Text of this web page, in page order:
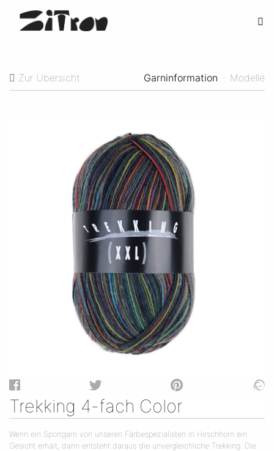
Zur Übersicht Garninformation · Modelle
Trekking 4-fach Color
Wenn ein Sportgarn von unseren Färbespezialisten in Hirschhorn ein
Gesicht erhält, dann entsteht daraus die unvergleichliche Trekking. Die